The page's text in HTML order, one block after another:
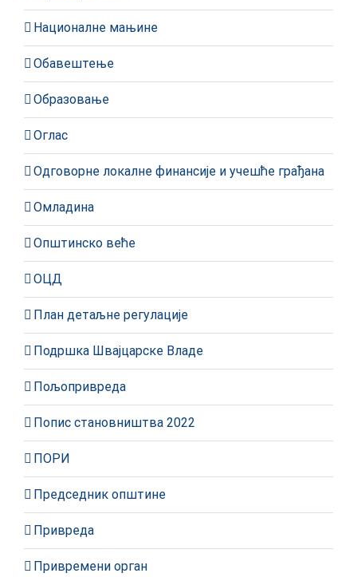
Националне мањине
Обавештење
Образовање
Оглас
Одговорне локалне финансије и учешће грађана
Омладина
Општинско веће
ОЦД
План детаљне регулације
Подршка Швајцарске Владе
Пољопривреда
Попис становништва 2022
ПОРИ
Председник општине
Привреда
Привремени орган